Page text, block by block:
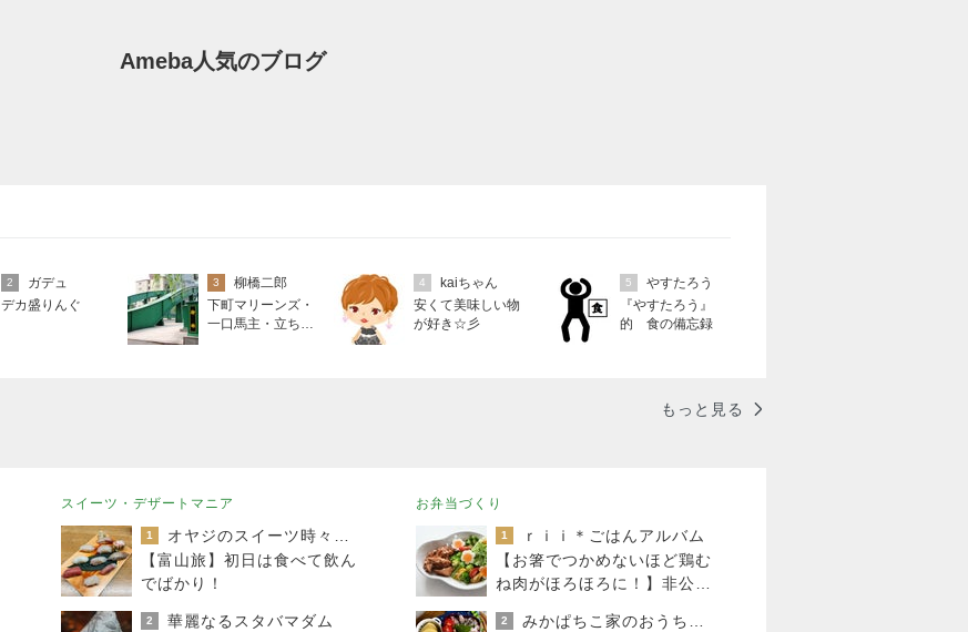
Ameba人気のブログ
2
ガデュ
デカ盛りんぐ
3
柳橋二郎
下町マリーンズ・
一口馬主・立ち飲
4
kaiちゃん
安くて美味しい物
が好き☆彡
5
やすたろう
『やすたろう』
的 食の備忘録
もっと見る
スイーツ・デザートマニア
1
オヤジのスイーツ時々ランニングブログ
【富山旅】初日は食べて飲ん
でばかり！
2 華麗なるスタバマダム
お弁当づくり
1
ｒｉｉ＊ごはんアルバム
【お箸でつかめないほど鶏む
ね肉がほろほろに！】非公開
2 みかぱちこ家のおうちでごはん